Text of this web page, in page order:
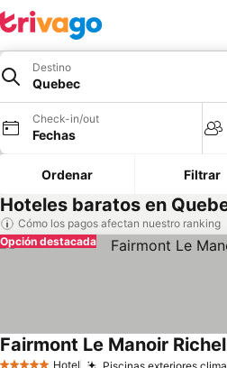
Destino
Quebec
Check-in/out
Fechas
Ordenar Filtrar
Hoteles baratos en
Cómo los pagos afectan nuestro ranking
Opción destacada
Hotel Piscinas exteriores
Fairmont Le Manoir